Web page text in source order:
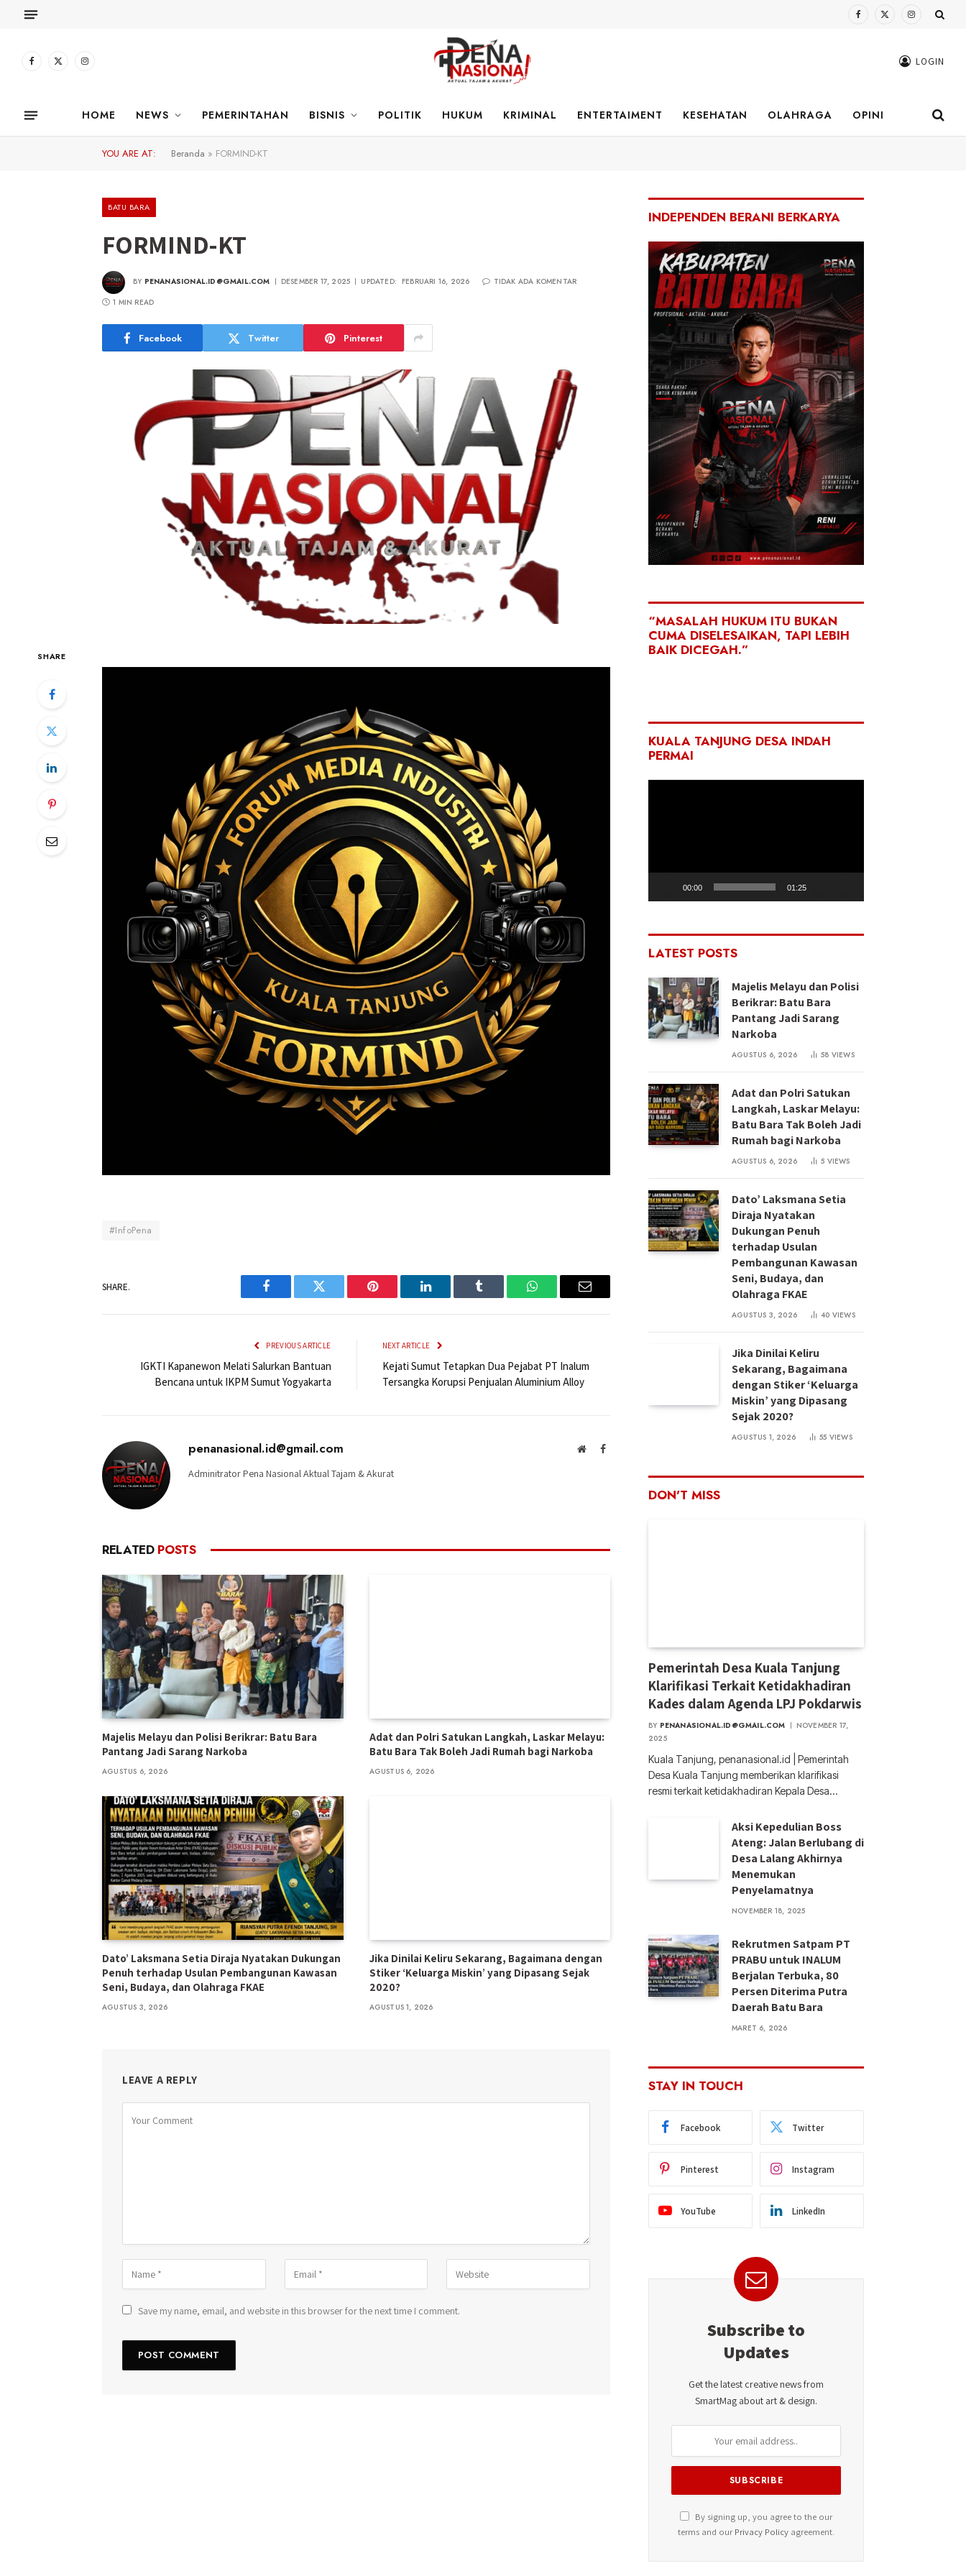
Facebook
X
Instagram
Facebook
X
Instagram LOGIN
HOME NEWS PEMERINTAHAN BISNIS POLITIK HUKUM KRIMINAL ENTERTAIMENT KESEHATAN OLAHRAGA OPINI
YOU ARE AT: Beranda » FORMIND-KT
BATU BARA
FORMIND-KT
BY PENANASIONAL.ID@GMAIL.COM DESEMBER 17, 2025 UPDATED: FEBRUARI 16, 2026
TIDAK ADA KOMENTAR
1 MIN READ
Facebook Twitter Pinterest
SHARE
#InfoPena
SHARE.
Facebook Twitter Pinterest LinkedIn Tumblr WhatsAppEmail
PREVIOUS ARTICLE
IGKTI Kapanewon Melati Salurkan Bantuan
Bencana untuk IKPM Sumut Yogyakarta
NEXT ARTICLE
Kejati Sumut Tetapkan Dua Pejabat PT Inalum
Tersangka Korupsi Penjualan Aluminium Alloy
penanasional.id@gmail.com WebsiteFacebook
Adminitrator Pena Nasional Aktual Tajam & Akurat
RELATED POSTS
Majelis Melayu dan Polisi Berikrar: Batu Bara
Pantang Jadi Sarang Narkoba
AGUSTUS 6, 2026
Adat dan Polri Satukan Langkah, Laskar Melayu:
Batu Bara Tak Boleh Jadi Rumah bagi Narkoba
AGUSTUS 6, 2026
Dato’ Laksmana Setia Diraja Nyatakan Dukungan
Penuh terhadap Usulan Pembangunan Kawasan
Seni, Budaya, dan Olahraga FKAE
AGUSTUS 3, 2026
Jika Dinilai Keliru Sekarang, Bagaimana dengan
Stiker ‘Keluarga Miskin’ yang Dipasang Sejak
2020?
AGUSTUS 1, 2026
LEAVE A REPLY
Save my name, email, and website in this browser for the next time I comment.
INDEPENDEN BERANI BERKARYA
“MASALAH HUKUM ITU BUKAN
CUMA DISELESAIKAN, TAPI LEBIH
BAIK DICEGAH.”
KUALA TANJUNG DESA INDAH
PERMAI
00:00 01:25
LATEST POSTS
Majelis Melayu dan Polisi
Berikrar: Batu Bara
Pantang Jadi Sarang
Narkoba
AGUSTUS 6, 2026 58 VIEWS
Adat dan Polri Satukan
Langkah, Laskar Melayu:
Batu Bara Tak Boleh Jadi
Rumah bagi Narkoba
AGUSTUS 6, 2026 5 VIEWS
Dato’ Laksmana Setia
Diraja Nyatakan
Dukungan Penuh
terhadap Usulan
Pembangunan Kawasan
Seni, Budaya, dan
Olahraga FKAE
AGUSTUS 3, 2026 40 VIEWS
Jika Dinilai Keliru
Sekarang, Bagaimana
dengan Stiker ‘Keluarga
Miskin’ yang Dipasang
Sejak 2020?
AGUSTUS 1, 2026 55 VIEWS
DON'T MISS
Pemerintah Desa Kuala Tanjung
Klarifikasi Terkait Ketidakhadiran
Kades dalam Agenda LPJ Pokdarwis
BY PENANASIONAL.ID@GMAIL.COM
NOVEMBER 17,
2025
Kuala Tanjung, penanasional.id | Pemerintah
Desa Kuala Tanjung memberikan klarifikasi
resmi terkait ketidakhadiran Kepala Desa…
Aksi Kepedulian Boss
Ateng: Jalan Berlubang di
Desa Lalang Akhirnya
Menemukan
Penyelamatnya
NOVEMBER 18, 2025
Rekrutmen Satpam PT
PRABU untuk INALUM
Berjalan Terbuka, 80
Persen Diterima Putra
Daerah Batu Bara
MARET 6, 2026
STAY IN TOUCH
Facebook Twitter
Pinterest Instagram
YouTube LinkedIn
Subscribe to
Updates
Get the latest creative news from
SmartMag about art & design.
By signing up, you agree to the our
terms and ourPrivacy Policy agreement.